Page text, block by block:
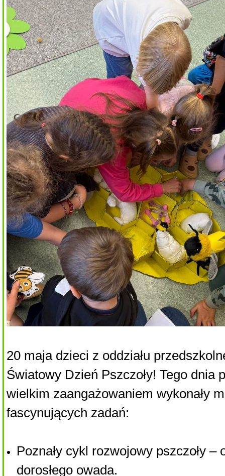
20 maja dzieci z oddziału
Światowy Dzień Pszczoły! Tego dnia
wielkim zaangażowaniem wykonały
fascynujących zadań:
Poznały cykl rozwojowy pszczoły –
dorosłego owada.